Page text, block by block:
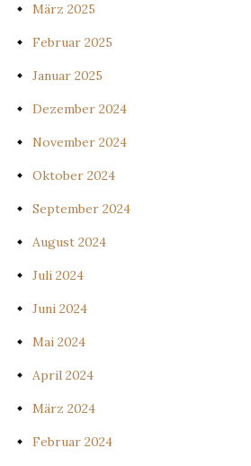
März 2025
Februar 2025
Januar 2025
Dezember 2024
November 2024
Oktober 2024
September 2024
August 2024
Juli 2024
Juni 2024
Mai 2024
April 2024
März 2024
Februar 2024